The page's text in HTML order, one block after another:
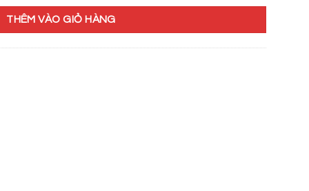
THÊM VÀO GIỎ HÀNG